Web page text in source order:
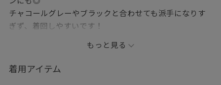
チャコールグレーやブラックと合わせても派手になりす
ぎず、着回しやすいです！
ドット柄の観にスカーフをワンポイントに♩
※記載のないアイテムは私物です。
もっと見る
着用アイテム